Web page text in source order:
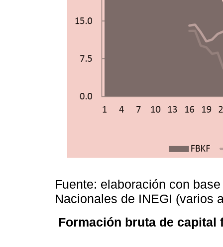
Fuente: elaboración con
Nacionales de INEGI (varios
Formación bruta de capital